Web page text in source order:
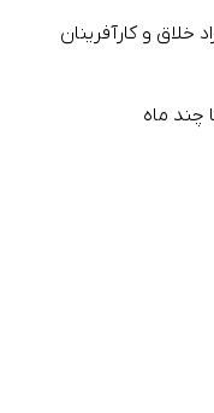
خلاق و کارآفرینان
چند ماه